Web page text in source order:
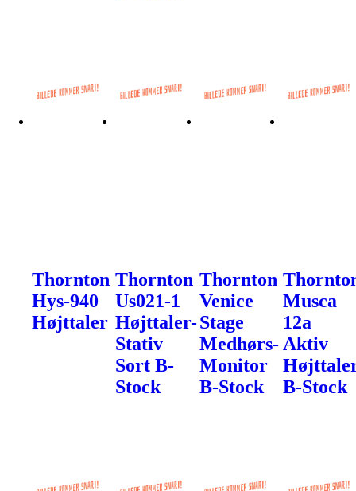
Thornton
Hys-940
Højttaler
Thornton
Us021-1
Højttaler-
Stativ
Sort B-
Stock
Thornton
Venice
Stage
Medhørs-
Monitor
B-Stock
Musca
12a
Aktiv
B-Stock